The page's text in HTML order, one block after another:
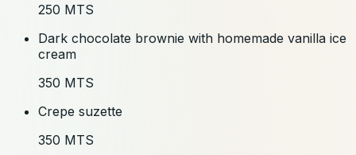
250 MTS
Dark chocolate brownie with homemade vanilla ice
cream
350 MTS
Crepe suzette
350 MTS